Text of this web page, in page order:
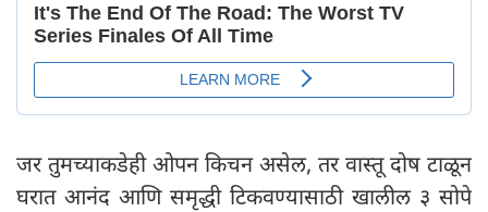
जर तुमच्याकडेही ओपन किचन असेल, तर वास्तू दोष टाळून
घरात आनंद आणि समृद्धी टिकवण्यासाठी खालील ३ सोपे